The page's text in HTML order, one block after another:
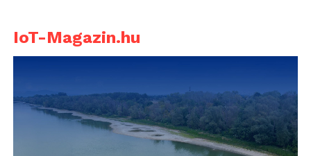
IoT-Magazin.hu